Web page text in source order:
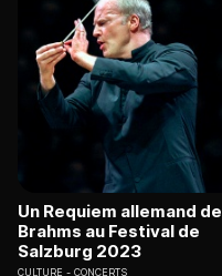
Un Requiem allemand de
Brahms au Festival de
Salzburg 2023
CULTURE CONCERTS